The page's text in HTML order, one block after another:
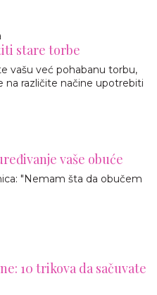
stare torbe
vašu već pohabanu torbu,
različite načine upotrebiti
vaše obuće
"Nemam šta da obučem
10 trikova da sačuvate